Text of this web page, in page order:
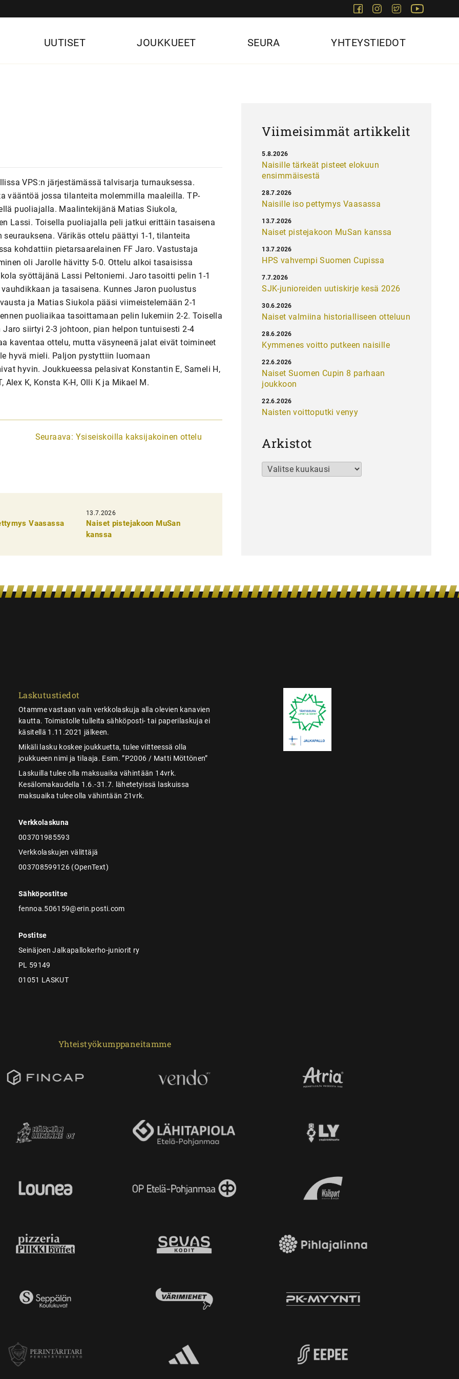
FacebookInstagram
Twitter
UUTISET JOUKKUEET SEURA YHTEYSTIEDOT
VPS:n järjestämässä talvisarja turnauksessa.
vääntöä jossa tilanteita molemmilla maaleilla. TP-
puoliajalla. Maalintekijänä Matias Siukola,
Lassi. Toisella puoliajalla peli jatkui erittäin tasaisena
Värikäs ottelu päättyi 1-1, tilanteita
kohdattiin pietarsaarelainen FF Jaro. Vastustaja
oli Jarolle hävitty 5-0. Ottelu alkoi tasaisissa
syöttäjänä Lassi Peltoniemi. Jaro tasoitti pelin 1-1
ja tasaisena. Kunnes Jaron puolustus
ja Matias Siukola pääsi viimeistelemään 2-1
puoliaikaa tasoittamaan pelin lukemiin 2-2. Toisella
siirtyi 2-3 johtoon, pian helpon tuntuisesti 2-4
kaventaa ottelu, mutta väsyneenä jalat eivät toimineet
hyvä mieli. Paljon pystyttiin luomaan
hyvin. Joukkueessa pelasivat Konstantin E, Sameli H,
Alex K, Konsta K-H, Olli K ja Mikael M.
Seuraava: Ysiseiskoilla kaksijakoinen ottelu
Vaasassa
13.7.2026
Naiset pistejakoon MuSan
kanssa
Viimeisimmät artikkelit
Naisille tärkeät pisteet elokuun
ensimmäisestä
5.8.2026
Naisille iso pettymys Vaasassa
28.7.2026
Naiset pistejakoon MuSan kanssa
13.7.2026
HPS vahvempi Suomen Cupissa
13.7.2026
SJK-junioreiden uutiskirje kesä 2026
7.7.2026
Naiset valmiina historialliseen otteluun
30.6.2026
Kymmenes voitto putkeen naisille
28.6.2026
Naiset Suomen Cupin 8 parhaan
joukkoon
22.6.2026
Naisten voittoputki venyy
22.6.2026
Arkistot
Arkistot
Laskutustiedot
Otamme vastaan vain verkkolaskuja alla olevien kanavien
kautta. Toimistolle tulleita sähköposti- tai paperilaskuja ei
käsitellä 1.11.2021 jälkeen.
Mikäli lasku koskee joukkuetta, tulee viitteessä olla
joukkueen nimi ja tilaaja. Esim. ”P2006 / Matti Möttönen”
Laskuilla tulee olla maksuaika vähintään 14vrk.
Kesälomakaudella 1.6.-31.7. lähetetyissä laskuissa
maksuaika tulee olla vähintään 21vrk.
Verkkolaskuna
003701985593
Verkkolaskujen välittäjä
003708599126 (OpenText)
Sähköpostitse
fennoa.506159@erin.posti.com
Postitse
Seinäjoen Jalkapallokerho-juniorit ry
PL 59149
01051 LASKUT
Yhteistyökumppaneitamme